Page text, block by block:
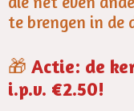
te brengen in de
🎁 Actie: de
i.p.v. €2.50!